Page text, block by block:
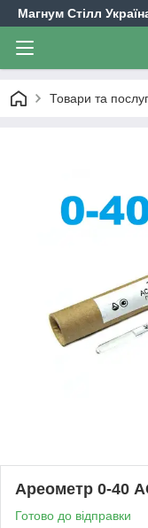
Магнум Стілл
Товари та
Ареометр 0-40
Готово до відправки